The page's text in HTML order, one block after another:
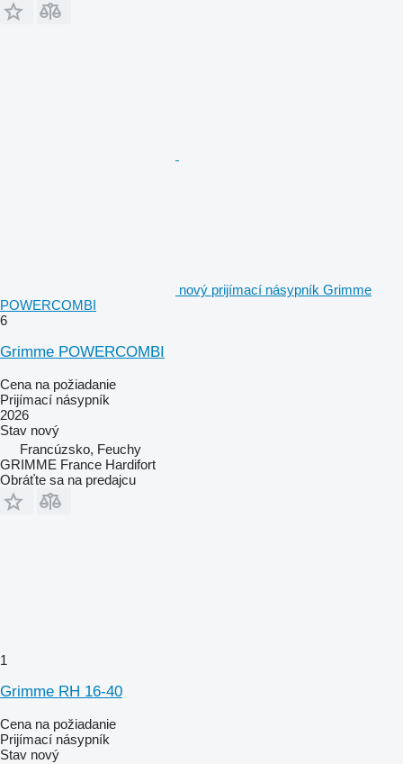
nový prijímací násypník Grimme
POWERCOMBI
6
Grimme POWERCOMBI
Cena na požiadanie
Prijímací násypník
2026
Stav nový
Francúzsko, Feuchy
GRIMME France Hardifort
Obráťte sa na predajcu
1
Grimme RH 16-40
Cena na požiadanie
Prijímací násypník
Stav nový